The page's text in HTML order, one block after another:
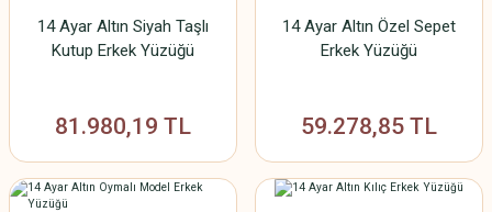
14 Ayar Altın Siyah Taşlı
Kutup Erkek Yüzüğü
81.980,19 TL
14 Ayar Altın Özel Sepet
Erkek Yüzüğü
59.278,85 TL